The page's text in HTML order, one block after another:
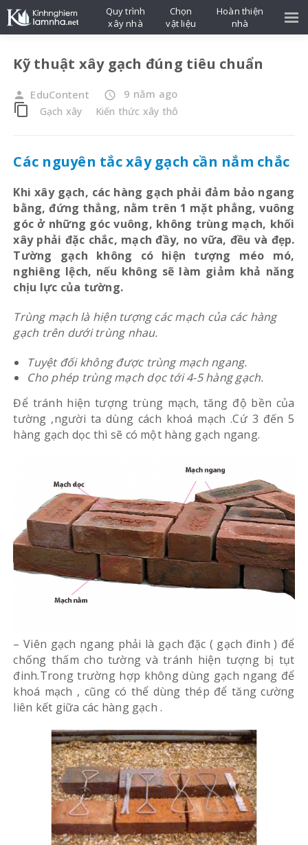
Kỹ thuật xây gạch đúng tiêu chuẩn
person EduContent access_time 9 năm ago
content_copy Gạch xây Kiến thức xây thô
Các nguyên tắc xây gạch cần nắm chắc
Khi xây gạch, các hàng gạch phải đảm bảo ngang
bằng, đứng thẳng, nằm trên 1 mặt phẳng, vuông
góc ở những góc vuông, không trùng mạch, khối
xây phải đặc chắc, mạch đầy, no vữa, đều và đẹp.
Tường gạch không có hiện tượng méo mó,
nghiêng lệch, nếu không sẽ làm giảm khả năng
chịu lực của tường.
Trùng mạch là hiện tượng các mạch của các hàng
gạch trên dưới trùng nhau.
Tuyệt đối không được trùng mạch ngang.
Cho phép trùng mạch dọc tới 4-5 hàng gạch.
Để tránh hiện tượng trùng mạch, tăng độ bền của
tường ,người ta dùng cách khoá mạch .Cứ 3 đến 5
hàng gạch dọc thì sẽ có một hàng gạch ngang.
– Viên gạch ngang phải là gạch đặc ( gạch đinh ) để
chống thấm cho tường và tránh hiện tượng bị tụt
đinh.Trong trường hợp không dùng gạch ngang để
khoá mạch , cũng có thể dùng thép để tăng cường
liên kết giữa các hàng gạch .
Quy trình
xây nhà
Chọn
vật liệu
Hoàn thiện
nhà